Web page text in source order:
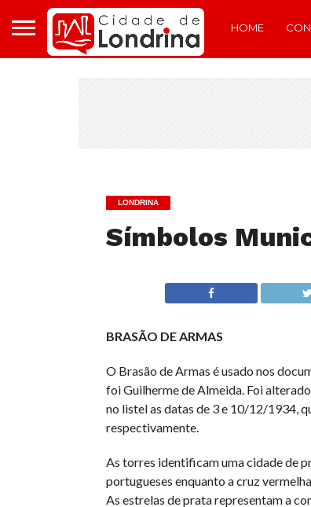
HOME
LONDRINA
Símbolos
BRASÃO DE ARMAS
O Brasão de Armas é usado nos
foi Guilherme de Almeida. Foi
no listel as datas de 3 e 10/12/1934,
respectivamente.
As torres identificam uma cidade de
portugueses enquanto a cruz
As estrelas de prata representam a